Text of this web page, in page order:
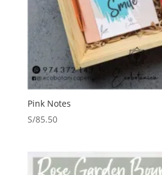
Pink Notes
S/85.50